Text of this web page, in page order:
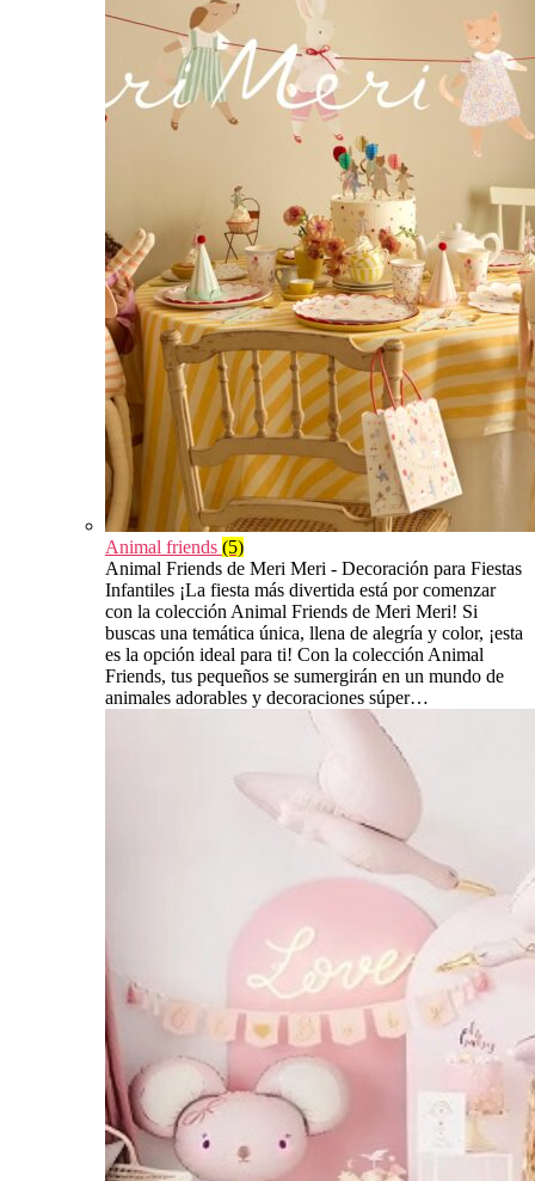
Animal friends (5)
Animal Friends de Meri Meri - Decoración para Fiestas
Infantiles ¡La fiesta más divertida está por comenzar
con la colección Animal Friends de Meri Meri! Si
buscas una temática única, llena de alegría y color, ¡esta
es la opción ideal para ti! Con la colección Animal
Friends, tus pequeños se sumergirán en un mundo de
animales adorables y decoraciones súper…